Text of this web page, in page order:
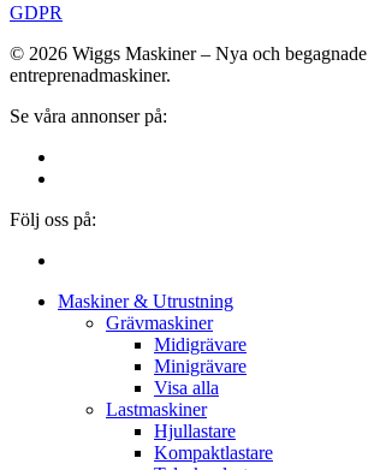
GDPR
© 2026 Wiggs Maskiner – Nya och begagnade
entreprenadmaskiner.
Se våra annonser på:
Följ oss på:
Close
Maskiner & Utrustning
Grävmaskiner
Midigrävare
Minigrävare
Visa alla
Lastmaskiner
Hjullastare
Kompaktlastare